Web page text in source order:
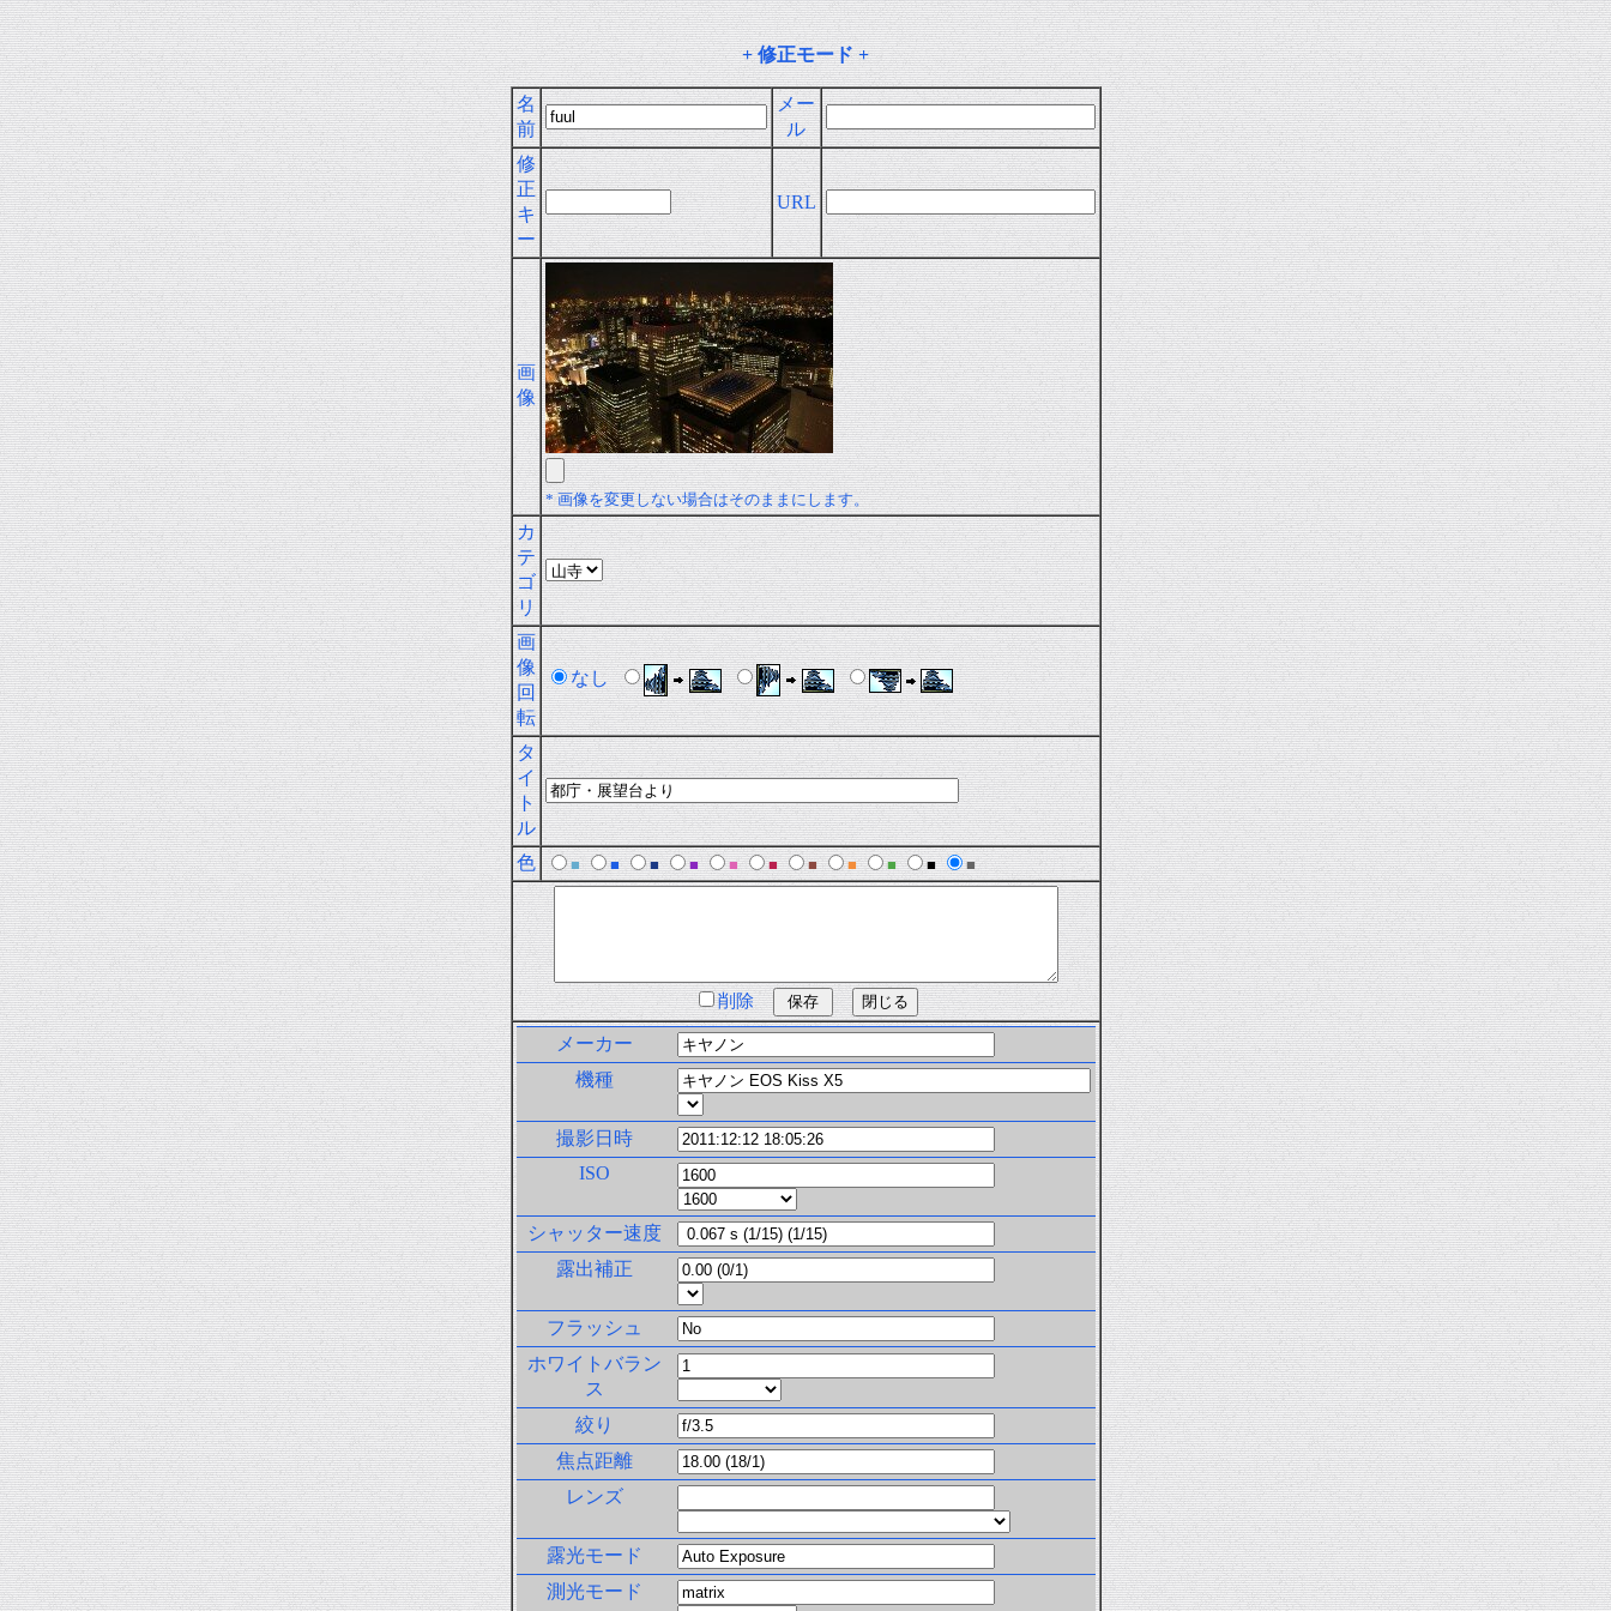
+ 修正モード +
名
前
メー
ル
修
正
キ
ー
URL
画
像
* 画像を変更しない場合はそのままにします。
カ
テ
ゴ
リ
画
像
回
転
なし
タ
イ
ト
ル
色
■ ■ ■ ■ ■ ■ ■ ■ ■ ■ ■
削除
メーカー
機種
撮影日時
ISO
シャッター速度
露出補正
フラッシュ
ホワイトバラン
ス
絞り
焦点距離
レンズ
露光モード
測光モード